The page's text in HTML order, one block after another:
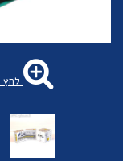
לחץ